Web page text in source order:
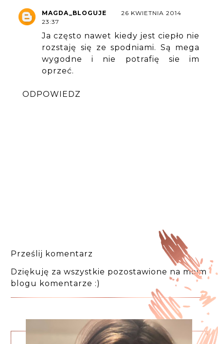
MAGDA_BLOGUJE
26 KWIETNIA 2014
23:37
Ja często nawet kiedy jest ciepło nie
rozstaję się ze spodniami. Są mega
wygodne i nie potrafię sie im
oprzeć.
ODPOWIEDZ
Prześlij komentarz
Dziękuję za wszystkie pozostawione na moim
blogu komentarze :)